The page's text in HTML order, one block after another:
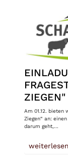
ZIEGEN"
Am 01.12. bieten
Ziegen“ an:
darum geht,…
weiterlesen